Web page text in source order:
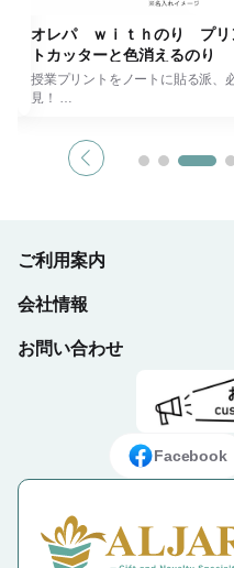
オレパ ｗｉｔｈのり プリ
トカッターと色消えるのり
授業プリントをノートに貼る派、
見！
時短プリント整理でスタディーパ
ーマンス向上！
のりは塗った部分に色が付き、一定
間が経過すると色が消えます。
ペンケースにもスッポリ！持ち運び
※プリントカッターはコピー用紙や
リント1枚専用です
（封筒やフィルムなどは切らない
合わせフォームよりお問い合わせく
ご利用案内
はじめての方へ
ご注文の流れ
デザイン入稿データについ
ギフト・ノベルティ納入事
会社情報
会社概要
プライバシーポリシー
特定商取引法に基づく表示
お問い合わせ
お問い合わせフォームFacebook